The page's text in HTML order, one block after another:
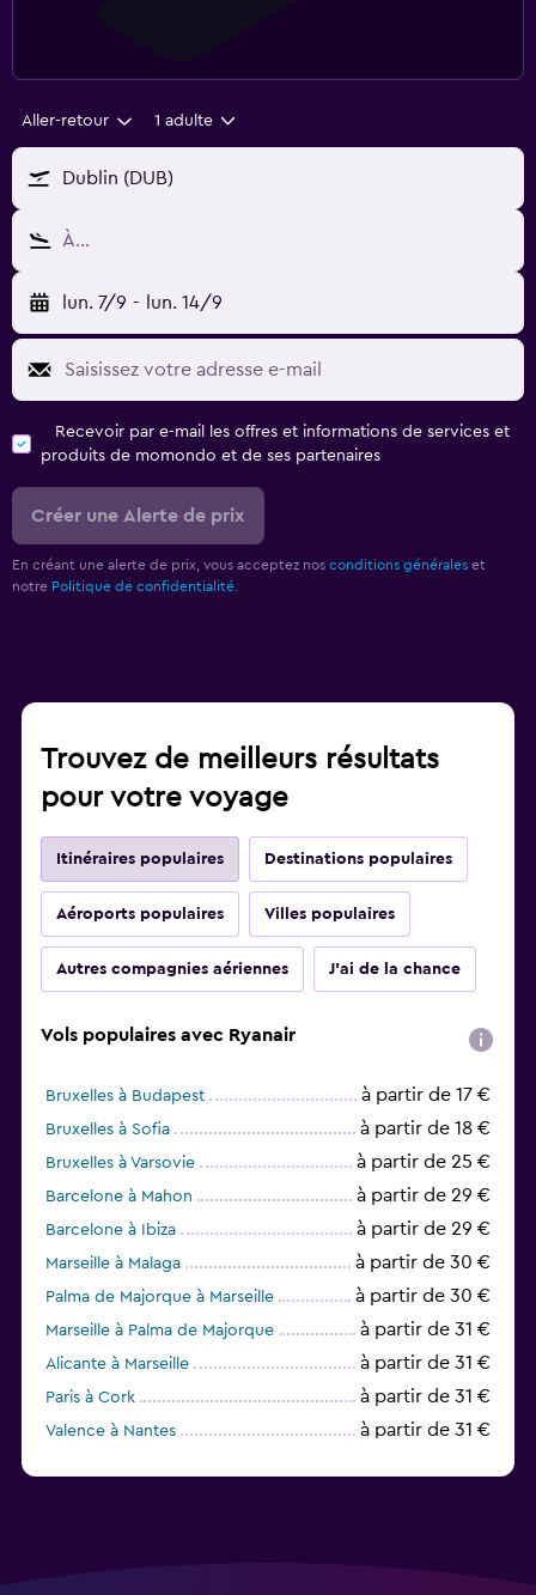
Aller-retour 1 adulte
Dublin (DUB)
À…
lun. 7/9 - lun. 14/9
Recevoir par e-mail les offres et informations de services et
produits de momondo et de ses partenaires
Créer une Alerte de prix
En créant une alerte de prix, vous acceptez nos conditions générales et
notre Politique de confidentialité.
Trouvez de meilleurs résultats
pour votre voyage
Itinéraires populaires Destinations populaires
Aéroports populaires Villes populaires
Autres compagnies aériennes J'ai de la chance
Vols populaires avec Ryanair
Bruxelles à Budapest à partir de 17 €
Bruxelles à Sofia à partir de 18 €
Bruxelles à Varsovie à partir de 25 €
Barcelone à Mahon à partir de 29 €
Barcelone à Ibiza à partir de 29 €
Marseille à Malaga à partir de 30 €
Palma de Majorque à Marseille à partir de 30 €
Marseille à Palma de Majorque à partir de 31 €
Alicante à Marseille à partir de 31 €
Paris à Cork à partir de 31 €
Valence à Nantes à partir de 31 €